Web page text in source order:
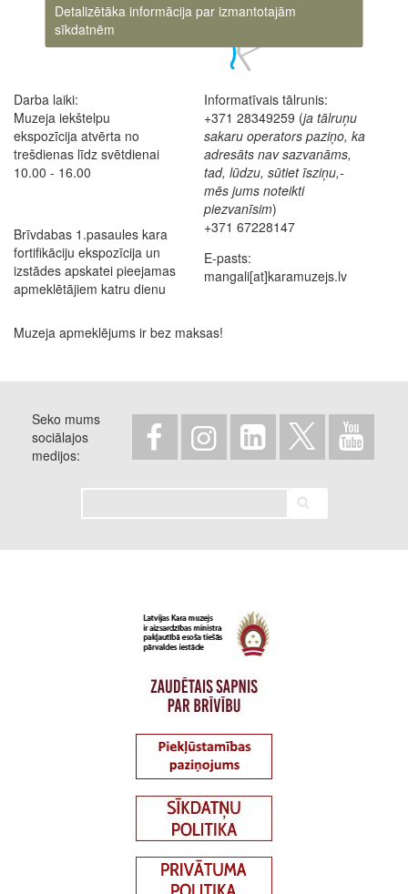
Darba laiki:
Muzeja iekštelpu
ekspozīcija atvērta no
trešdienas līdz svētdienai
10.00 - 16.00
Brīvdabas 1.pasaules kara
fortifikāciju ekspozīcija un
izstādes apskatei pieejamas
apmeklētājiem katru dienu
Informatīvais tālrunis:
+371 28349259 (ja tālruņu
sakaru operators paziņo, ka
adresāts nav sazvanāms,
tad, lūdzu, sūtiet īsziņu,-
mēs jums noteikti
piezvanīsim)
+371 67228147
E-pasts:
mangali[at]karamuzejs.lv
Muzeja apmeklējums ir bez maksas!
Seko mums
sociālajos
medijos
Detalizētāka informācija par izmantotajām
sīkdatnēm